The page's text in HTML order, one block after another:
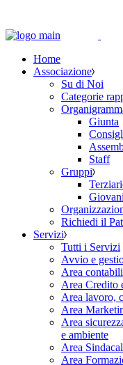
Home
Associazione
Su di Noi
Categorie
Giunta
Staff
Gruppi
Richiedi il
Servizi
Tutti i Servizi
Avvio e
Area
Area Credito
Area lavoro,
Area
Area
e ambiente
Area
Area